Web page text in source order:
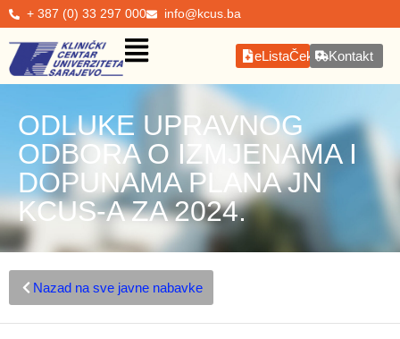
+ 387 (0) 33 297 000 info@kcus.ba
eListaČekanjaKontakt
ODLUKE UPRAVNOG
ODBORA O IZMJENAMA I
DOPUNAMA PLANA JN
KCUS-A ZA 2024.
Nazad na sve javne nabavke